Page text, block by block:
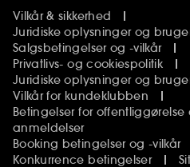
Vilkår & sikkerhed
Juridiske oplysninger og
Salgsbetingelser og -vilkår
Privatlivs- og cookiespolitik
Juridiske oplysninger og
Vilkår for kundeklubben
Betingelser for offentliggørelse
anmeldelser
Booking betingelser og -vilkår
Konkurrence betingelser